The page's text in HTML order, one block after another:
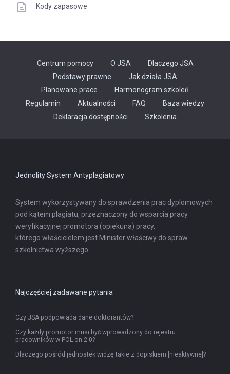
Kody zapasowe
Centrum pomocy O JSA
Dlaczego JSA
Podstawy prawne
Jak działa JSA
Planowane prace
Harmonogram szkoleń
Regulamin
Aktualności FAQ
Baza wiedzy
Deklaracja dostępności
Szkolenia
Jednolity System Antyplagiatowy
System wykorzystywany do sprawdzenia prac dyplomowych
pod kątem plagiatu, przeznaczony do wsparcia pracy
weryfikacyjnej promotora (opiekuna) pracy,
którego właścicielem jest Minister właściwy do spraw
szkolnictwa wyższego.
Najczęściej zadawane pytania
Czy JSA podpowiada dane doktorantów?
Czy każdy promotor musi być wprowadzony do rejestru
pracowników w POL-on 2.0?
Dlaczego pośród jednostek widzę takie z dopiskiem [nieaktywne]?